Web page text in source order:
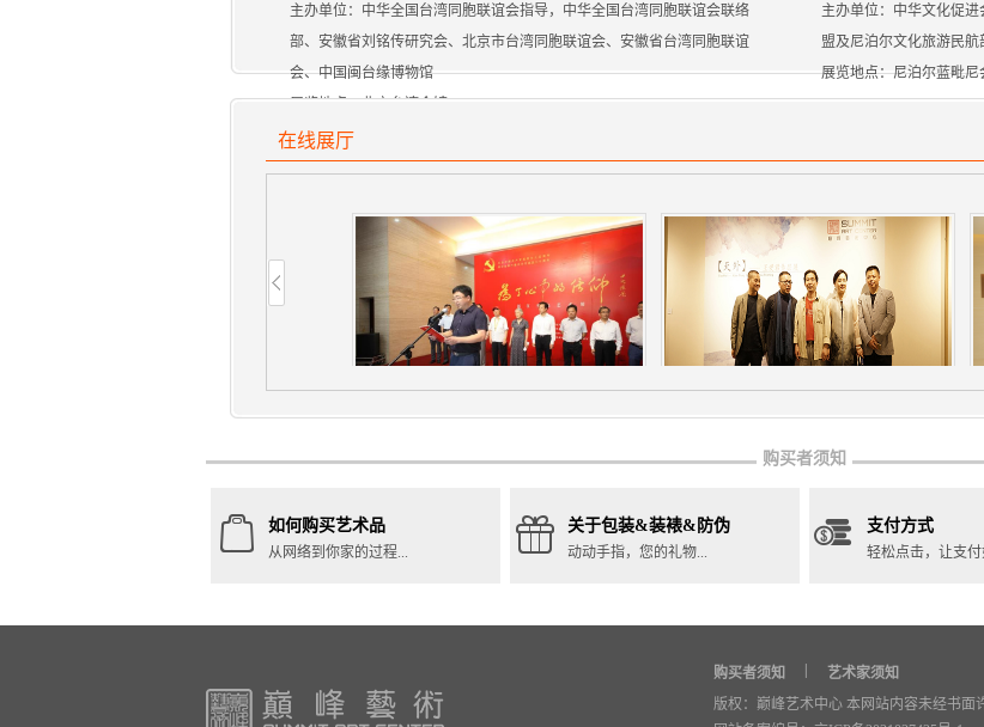
主办单位：中华全国台湾同胞联谊会指导，中华全国台湾同胞联谊会联络
部、安徽省刘铭传研究会、北京市台湾同胞联谊会、安徽省台湾同胞联谊
会、中国闽台缘博物馆
展览地点：北京台湾会馆
主办单位：中华文化促
盟及尼泊尔文化旅游民
展览地点：尼泊尔蓝毗尼
在线展厅
购买者须知
如何购买艺术品
从网络到你家的过程...
关于包装&装裱&防伪
动动手指，您的礼物...
支付方式
轻松点击，让支付
购买者须知
艺术家须知
版权：巅峰艺术中心 本网站内容未经书面